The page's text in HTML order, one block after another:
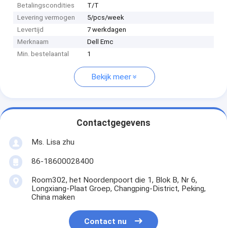
Betalingscondities
T/T
Levering vermogen
5/pcs/week
Levertijd
7 werkdagen
Merknaam
Dell Emc
Min. bestelaantal
1
Bekijk meer
Contactgegevens
Ms. Lisa zhu
86-18600028400
Room302, het Noordenpoort die 1, Blok B, Nr 6,
Longxiang-Plaat Groep, Changping-District, Peking,
China maken
Contact nu